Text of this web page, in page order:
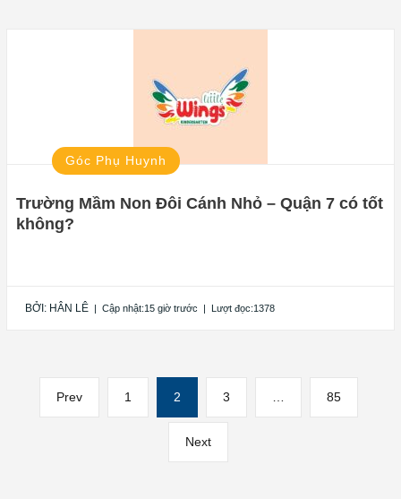
Góc Phụ Huynh
Trường Mầm Non Đôi Cánh Nhỏ – Quận 7 có tốt
không?
BỞI: HÂN LÊ | Cập nhật:15 giờ trước | Lượt đọc:1378
Điều
hướng
PrevPrevious
page
Page
1 Page
2 Page
3 Page
85
NextNext
page